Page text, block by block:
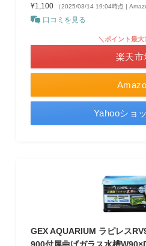
¥1,100
（2025/03/14 19:04時点 |
口コミを見る
＼ポイント最大
楽天市
Yahooショ
GEX AQUARIUM ラピレス
900付属曲げガラス水槽